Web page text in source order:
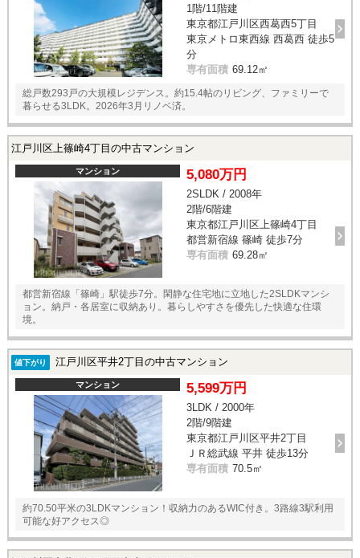
1階/11階建
東京都江戸川区西葛西5丁目
東京メトロ東西線 西葛西 徒歩5
分
専有面積 69.12㎡
総戸数293戸の大規模レジデンス。約15.4帖のリビング、ファミリーで
暮らせる3LDK。2026年3月リノベ済。
江戸川区上篠崎4丁目の中古マンション
マンション 5,080万円
2SLDK / 2008年
2階/6階建
東京都江戸川区上篠崎4丁目
都営新宿線 篠崎 徒歩7分
専有面積 69.28㎡
都営新宿線「篠崎」駅徒歩7分。閑静な住宅地に立地した2SLDKマンシ
ョン。納戸・各居室に収納あり。暮らしやすさを優先した快適な住環
境。
値下がり 江戸川区平井2丁目の中古マンション
マンション 5,599万円
3LDK / 2000年
2階/9階建
東京都江戸川区平井2丁目
ＪＲ総武線 平井 徒歩13分
専有面積 70.5㎡
約70.50平米の3LDKマンション！収納力のあるWIC付き。3路線3駅利用
可能な好アクセス◎